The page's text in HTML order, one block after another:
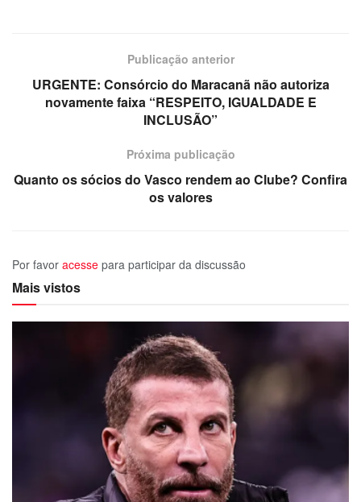
Publicação anterior
URGENTE: Consórcio do Maracanã não autoriza
novamente faixa “RESPEITO, IGUALDADE E
INCLUSÃO”
Próxima publicação
Quanto os sócios do Vasco rendem ao Clube? Confira
os valores
Por favor acesse para participar da discussão
Mais vistos